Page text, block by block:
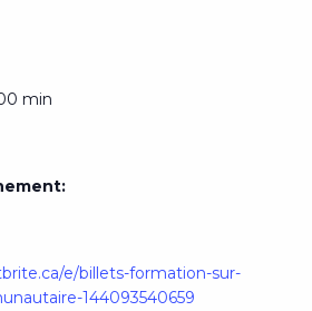
min
e/billets-formation-sur-
144093540659